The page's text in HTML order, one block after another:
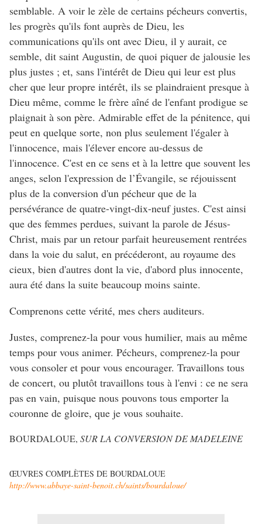
semblable. A voir le zèle de certains pécheurs convertis,
les progrès qu'ils font auprès de Dieu, les
communications qu'ils ont avec Dieu, il y aurait, ce
semble, dit saint Augustin, de quoi piquer de jalousie les
plus justes ; et, sans l'intérêt de Dieu qui leur est plus
cher que leur propre intérêt, ils se plaindraient presque à
Dieu même, comme le frère aîné de l'enfant prodigue se
plaignait à son père. Admirable effet de la pénitence, qui
peut en quelque sorte, non plus seulement l'égaler à
l'innocence, mais l'élever encore au-dessus de
l'innocence. C'est en ce sens et à la lettre que souvent les
anges, selon l'expression de l’Évangile, se réjouissent
plus de la conversion d'un pécheur que de la
persévérance de quatre-vingt-dix-neuf justes. C'est ainsi
que des femmes perdues, suivant la parole de Jésus-
Christ, mais par un retour parfait heureusement rentrées
dans la voie du salut, en précéderont, au royaume des
cieux, bien d'autres dont la vie, d'abord plus innocente,
aura été dans la suite beaucoup moins sainte.
Comprenons cette vérité, mes chers auditeurs.
Justes, comprenez-la pour vous humilier, mais au même
temps pour vous animer. Pécheurs, comprenez-la pour
vous consoler et pour vous encourager. Travaillons tous
de concert, ou plutôt travaillons tous à l'envi : ce ne sera
pas en vain, puisque nous pouvons tous emporter la
couronne de gloire, que je vous souhaite.
BOURDALOUE, SUR LA CONVERSION DE MADELEINE
ŒUVRES COMPLÈTES DE BOURDALOUE
http://www.abbaye-saint-benoit.ch/saints/bourdaloue/